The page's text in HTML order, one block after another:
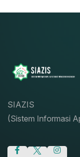
SIAZIS
(Sistem Informasi